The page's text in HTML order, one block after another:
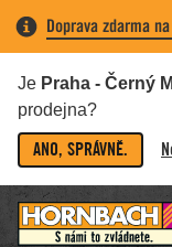
Doprava zdarma
Je Praha - Černý
prodejna?
ANO, SPRÁVNĚ.